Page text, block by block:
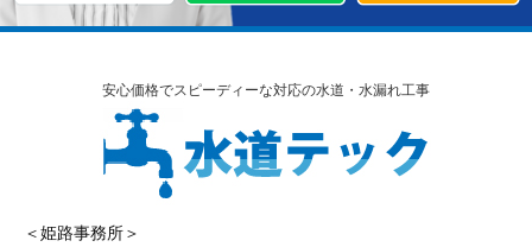
安心価格でスピーディーな対応の水道・水漏れ工事
＜姫路事務所＞